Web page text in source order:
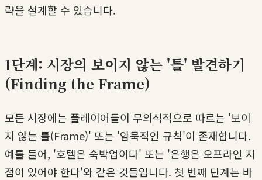
략을 설계할 수 있습니다.
1단계: 시장의 보이지 않는 '틀' 발견하기
(Finding the Frame)
모든 시장에는 플레이어들이 무의식적으로 따르는 '보이
지 않는 틀(Frame)' 또는 '암묵적인 규칙'이 존재합니다.
예를 들어, '호텔은 숙박업이다' 또는 '은행은 오프라인 지
점이 있어야 한다'와 같은 것들입니다. 첫 번째 단계는 바